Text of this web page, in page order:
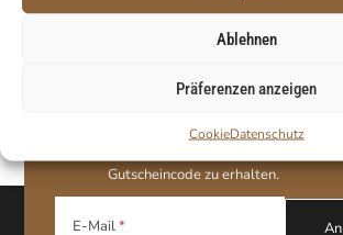
Ablehnen
Präferenzen anzeigen
CookieDatenschutz
ERSTE BESTELLUNG!
Gutscheincode zu erhalten.
E-Mail